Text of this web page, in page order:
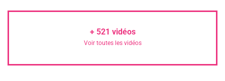
+ 521 vidéos
Voir toutes les vidéos